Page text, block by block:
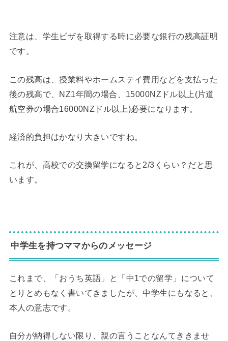
注意は、学生ビザを取得する時に必要な銀行の残高証明
です。
この残高は、授業料やホームステイ費用などを支払った
後の残高で、NZ1年間の場合、15000NZドル以上(片道
航空券の場合16000NZドル以上)必要になります。
経済的負担はかなり大きいですね。
これが、高校での交換留学になると2/3くらい？だと思
います。
中学生を持つママからのメッセージ
これまで、「おうち英語」と「中1での留学」について
とりとめもなく書いてきましたが、中学生にもなると、
本人の意志です。
自分が納得しない限り、親の言うことなんてききませ